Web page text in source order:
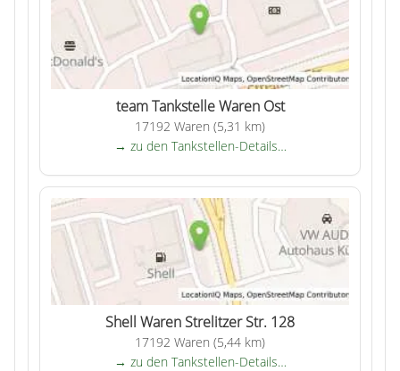
team Tankstelle Waren Ost
17192 Waren (5,31 km)
→ zu den Tankstellen-Details…
Shell Waren Strelitzer Str. 128
17192 Waren (5,44 km)
→ zu den Tankstellen-Details…